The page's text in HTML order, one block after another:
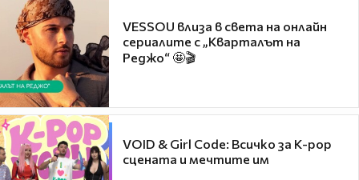
VESSOU влиза в света на онлайн
сериалите с „Кварталът на
Реджо“ 🤩🎬
VOID & Girl Code: Всичко за K-pop
сцената и мечтите им